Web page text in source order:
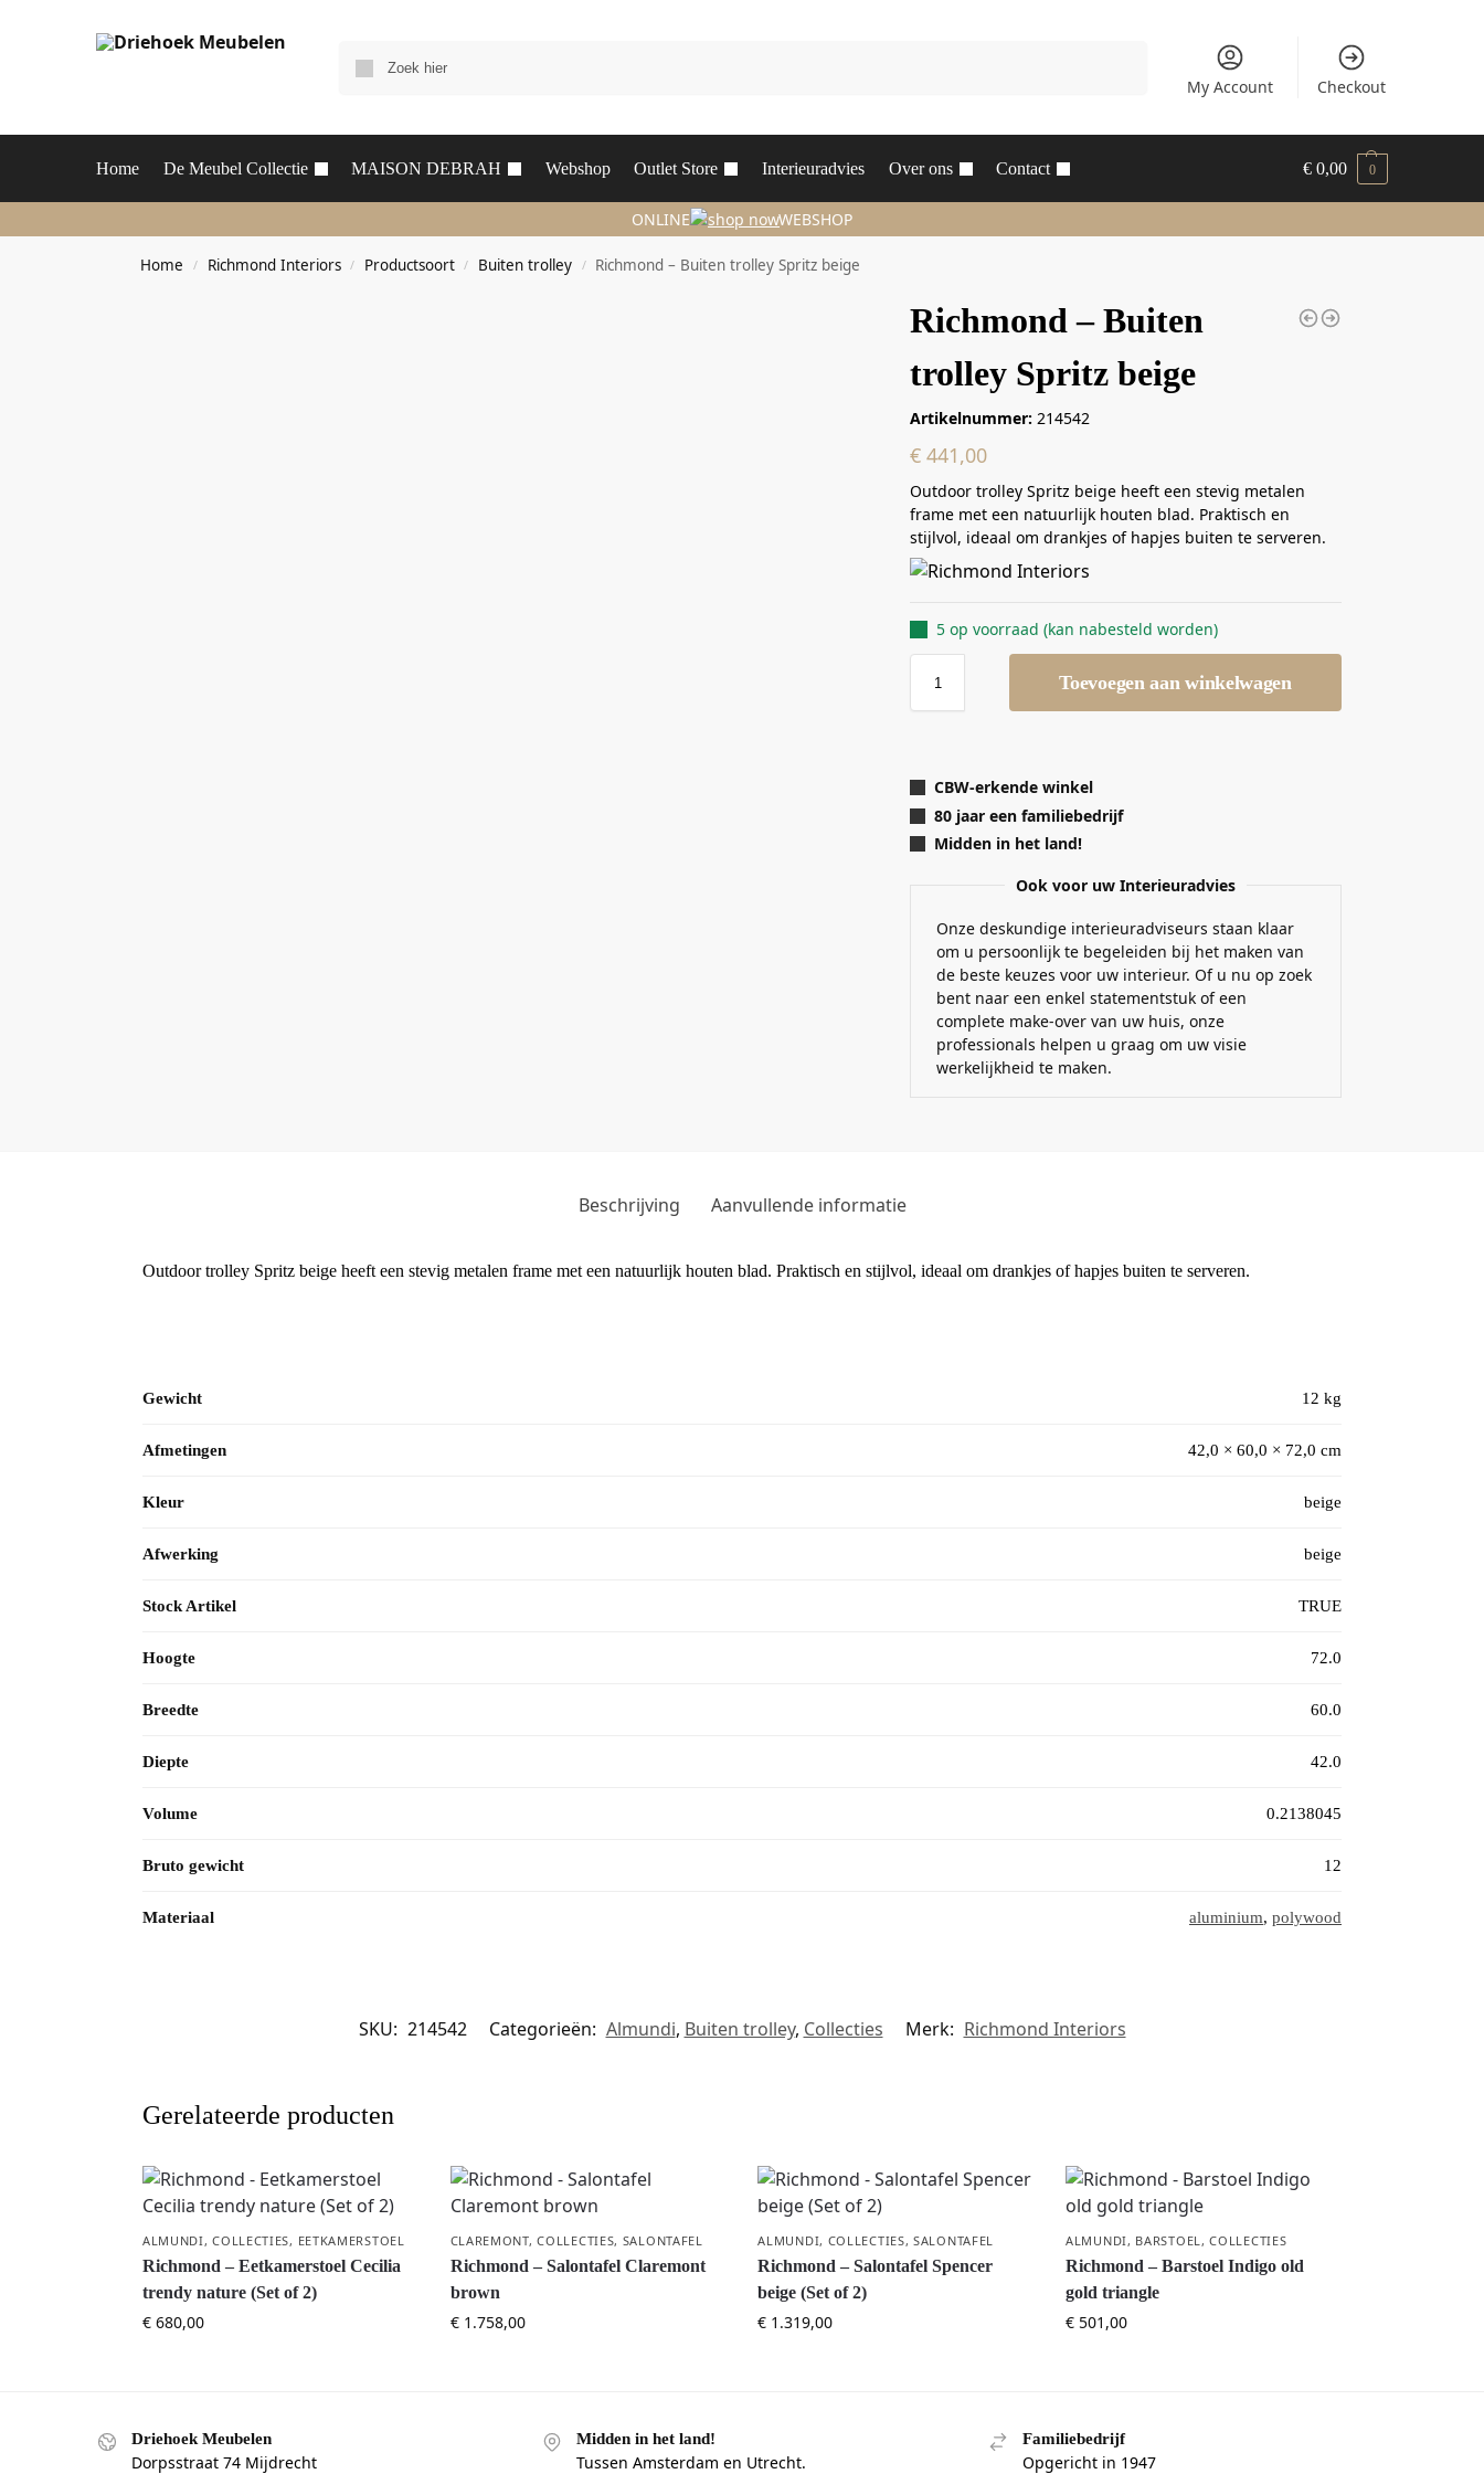
My Account Checkout
Home De Meubel Collectie MAISON DEBRAH Webshop Outlet Store Interieuradvies Over ons Contact € 0,00 0
ONLINE WEBSHOP
Home / Richmond Interiors / Productsoort / Buiten trolley / Richmond – Buiten trolley Spritz beige
Richmond – Buiten
trolley Spritz beige
Artikelnummer: 214542
€ 441,00
Outdoor trolley Spritz beige heeft een stevig metalen
frame met een natuurlijk houten blad. Praktisch en
stijlvol, ideaal om drankjes of hapjes buiten te serveren.
5 op voorraad (kan nabesteld worden)
Toevoegen aan winkelwagen
CBW-erkende winkel
80 jaar een familiebedrijf
Midden in het land!
Ook voor uw Interieuradvies
Onze deskundige interieuradviseurs staan klaar
om u persoonlijk te begeleiden bij het maken van
de beste keuzes voor uw interieur. Of u nu op zoek
bent naar een enkel statementstuk of een
complete make-over van uw huis, onze
professionals helpen u graag om uw visie
werkelijkheid te maken.
Beschrijving Aanvullende informatie
Outdoor trolley Spritz beige heeft een stevig metalen frame met een natuurlijk houten blad. Praktisch en stijlvol, ideaal om drankjes of hapjes buiten te serveren.
Gewicht 12 kg
Afmetingen 42,0 × 60,0 × 72,0 cm
Kleur beige
Afwerking beige
Stock Artikel TRUE
Hoogte 72.0
Breedte 60.0
Diepte 42.0
Volume 0.2138045
Bruto gewicht 12
Materiaal aluminium, polywood
SKU: 214542 Categorieën: Almundi, Buiten trolley, Collecties Merk: Richmond Interiors
Gerelateerde producten
ALMUNDI,COLLECTIES, EETKAMERSTOEL
Richmond – Eetkamerstoel Cecilia
trendy nature (Set of 2)
€680,00
CLAREMONT,COLLECTIES, SALONTAFEL
Richmond – Salontafel Claremont
brown
€1.758,00
ALMUNDI, COLLECTIES,SALONTAFEL
Richmond – Salontafel Spencer
beige (Set of 2)
€ 1.319,00
ALMUNDI, BARSTOEL ,COLLECTIES
Richmond – Barstoel Indigo old
gold triangle
€ 501,00
Driehoek Meubelen
Dorpsstraat 74 Mijdrecht
Midden in het land!
Tussen Amsterdam en Utrecht.
Familiebedrijf
Opgericht in 1947